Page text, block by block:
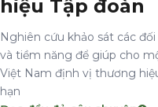
Nghiên cứu khảo sát các
và tiềm năng để giúp cho
Việt Nam định vị thương
hạn
Đọc đầy đủ câu chuyện